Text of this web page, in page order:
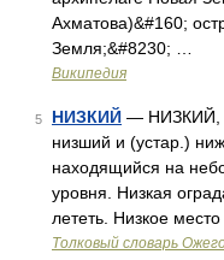
Ахматова)&#160;
Земля;&#8230; …
Википедия
5 НИЗКИЙ — НИЗКИЙ,
низший и (устар.)
находящийся на
уровня. Низкая
лететь. Низкое
Толковый словарь